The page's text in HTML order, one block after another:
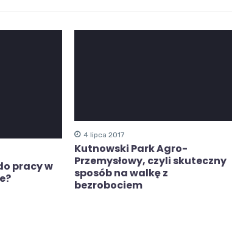
pracy w
4 lipca 2017
Kutnowski Park Agro-
Przemysłowy, czyli skuteczny
sposób na walkę z
bezrobociem